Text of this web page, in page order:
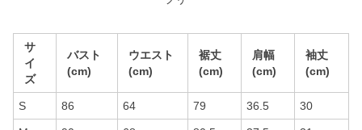
サ
イ
ズ
バスト
(cm)
ウエスト
(cm)
裾丈
(cm)
肩幅
(cm)
袖丈
(cm)
S 86 64 79 36.5 30